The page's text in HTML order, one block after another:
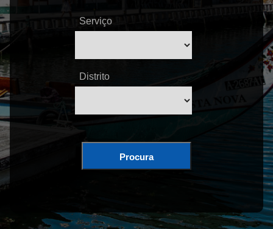
Serviço
Distrito
Procura